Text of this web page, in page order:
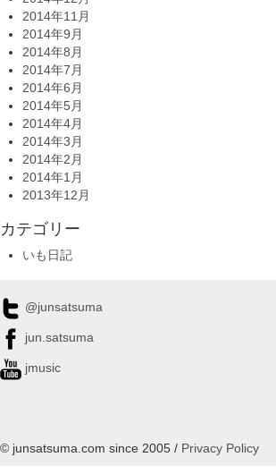
2014年11月
2014年9月
2014年8月
2014年7月
2014年6月
2014年5月
2014年4月
2014年3月
2014年2月
2014年1月
2013年12月
カテゴリー
いも日記
@junsatsuma
jun.satsuma
jmusic
© junsatsuma.com since 2005 / Privacy Policy